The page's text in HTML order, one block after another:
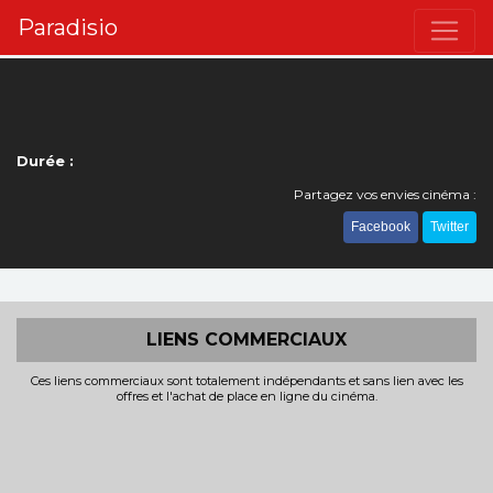
Paradisio
Durée :
Partagez vos envies cinéma :
Facebook Twitter
LIENS COMMERCIAUX
Ces liens commerciaux sont totalement indépendants et sans lien avec les
offres et l'achat de place en ligne du cinéma.